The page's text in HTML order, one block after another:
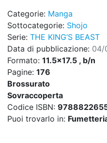
Categorie: Manga
Sottocategorie: Shojo
Serie: THE KING’S BEAST
Data di pubblicazione: 04/
Formato: 11.5x17.5 , b/n
Pagine: 176
Brossurato
Sovraccoperta
Codice ISBN:
Puoi trovarlo in: